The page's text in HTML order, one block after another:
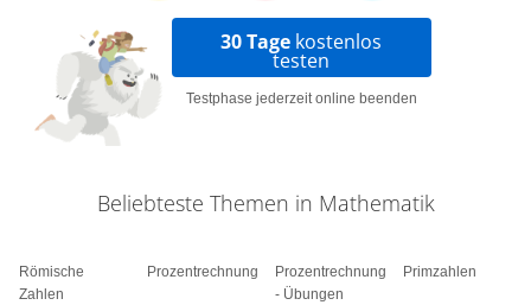
30 Tage kostenlos
testen
Testphase jederzeit online beenden
Beliebteste Themen in Mathematik
Römische
Zahlen
Prozentrechnung
Prozentrechnung
- Übungen
Primzahlen